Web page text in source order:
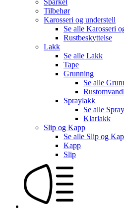
Tilbehør
Karosseri og understell
Se alle Karosseri
Rustbeskyttelse
Lakk
Se alle Lakk
Tape
Grunning
Se alle
Spraylakk
Se alle
Klarlakk
Slip og Kapp
Se alle Slip og
Kapp
Slip